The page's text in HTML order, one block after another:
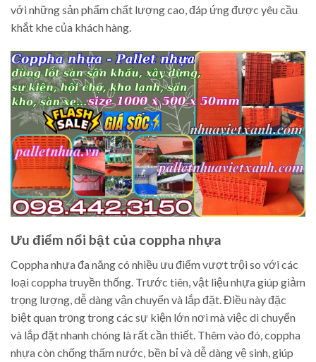
với những sản phẩm chất lượng cao, đáp ứng được yêu cầu
khắt khe của khách hàng.
Ưu điểm nổi bật của coppha nhựa
Coppha nhựa đa năng có nhiều ưu điểm vượt trội so với các
loại coppha truyền thống. Trước tiên, vật liệu nhựa giúp giảm
trọng lượng, dễ dàng vận chuyển và lắp đặt. Điều này đặc
biệt quan trọng trong các sự kiện lớn nơi mà việc di chuyển
và lắp đặt nhanh chóng là rất cần thiết. Thêm vào đó, coppha
nhựa còn chống thấm nước, bền bỉ và dễ dàng vệ sinh, giúp